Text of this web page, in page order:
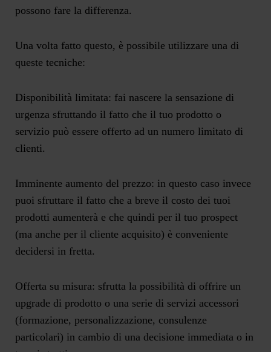
possono fare la differenza.
Una volta fatto questo, è possibile utilizzare una di
queste tecniche:
Disponibilità limitata: fai nascere la sensazione di
urgenza sfruttando il fatto che il tuo prodotto o
servizio può essere offerto ad un numero limitato di
clienti.
Imminente aumento del prezzo: in questo caso invece
puoi sfruttare il fatto che a breve il costo dei tuoi
prodotti aumenterà e che quindi per il tuo prospect
(ma anche per il cliente acquisito) è conveniente
decidersi in fretta.
Offerta su misura: sfrutta la possibilità di offrire un
upgrade di prodotto o una serie di servizi accessori
(formazione, personalizzazione, consulenze
particolari) in cambio di una decisione immediata o in